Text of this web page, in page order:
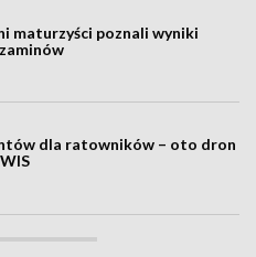
maturzyści poznali wyniki
dla ratowników – oto dron